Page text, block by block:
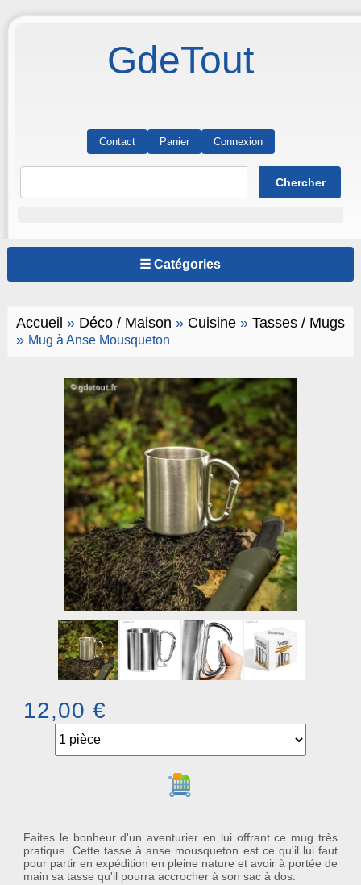
GdeTout
Contact Panier Connexion
☰ Catégories
Accueil » Déco / Maison » Cuisine» Tasses / Mugs
» Mug à Anse Mousqueton
12,00 €
Ajouter au panier
Faites le bonheur d'un aventurier en lui offrant ce mug très
pratique. Cette tasse à anse mousqueton est ce qu'il lui faut
pour partir en expédition en pleine nature et avoir à portée de
main sa tasse qu'il pourra accrocher à son sac à dos.